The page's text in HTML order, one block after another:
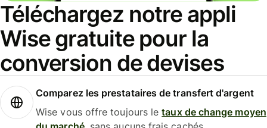
Téléchargez notre appli
Wise gratuite pour la
conversion de devises
Comparez les prestataires de transfert d'argent
Wise vous offre toujours letaux de change moyen